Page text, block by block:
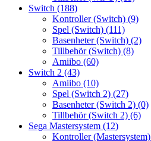
Switch (188)
Kontroller (Switch) (9)
Spel (Switch) (111)
Basenheter (Switch) (2)
Tillbehör (Switch) (8)
Amiibo (60)
Switch 2 (43)
Amiibo (10)
Spel (Switch 2) (27)
Basenheter (Switch 2) (0)
Tillbehör (Switch 2) (6)
Sega Mastersystem (12)
Kontroller (Mastersystem)